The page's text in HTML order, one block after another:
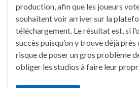
production, afin que les joueurs
souhaitent voir arriver sur la
téléchargement. Le résultat est, si
succès puisqu’on y trouve déjà
risque de poser un gros problème
obliger les studios à faire leur